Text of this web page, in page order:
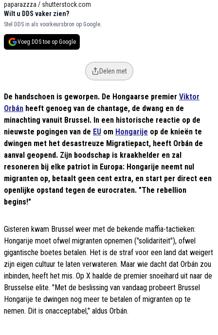
paparazzza / shutterstock.com
Wilt u DDS vaker zien?
Stel DDS in als voorkeursbron op Google.
Voeg DDS toe op Google
Delen met
De handschoen is geworpen. De Hongaarse premier Viktor
Orbán heeft genoeg van de chantage, de dwang en de
minachting vanuit Brussel. In een historische reactie op de
nieuwste pogingen van de EU om Hongarije op de knieën te
dwingen met het desastreuze Migratiepact, heeft Orbán de
aanval geopend. Zijn boodschap is kraakhelder en zal
resoneren bij elke patriot in Europa: Hongarije neemt nul
migranten op, betaalt geen cent extra, en start per direct een
openlijke opstand tegen de eurocraten. "The rebellion
begins!"
Gisteren kwam Brussel weer met de bekende maffia-tactieken:
Hongarije moet ofwel migranten opnemen ("solidariteit"), ofwel
gigantische boetes betalen. Het is de straf voor een land dat weigert
zijn eigen cultuur te laten verwateren. Maar wie dacht dat Orbán zou
inbinden, heeft het mis. Op X haalde de premier snoeihard uit naar de
Brusselse elite. "Met de beslissing van vandaag probeert Brussel
Hongarije te dwingen nog meer te betalen of migranten op te
nemen. Dit is onacceptabel," aldus Orbán.